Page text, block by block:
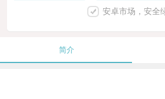
安卓市场，安全
简介